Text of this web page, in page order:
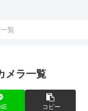
覧
メラ一覧
コピー